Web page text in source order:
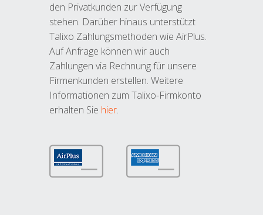
den Privatkunden zur Verfügung
stehen. Darüber hinaus unterstützt
Talixo Zahlungsmethoden wie AirPlus.
Auf Anfrage können wir auch
Zahlungen via Rechnung für unsere
Firmenkunden erstellen. Weitere
Informationen zum Talixo-Firmkonto
erhalten Sie hier.